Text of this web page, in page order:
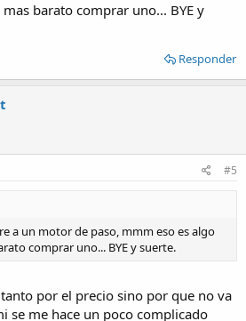
barato comprar uno... BYE y
Responder
#5
a un motor de paso, mmm eso es algo
comprar uno... BYE y suerte.
por el precio sino por que no va
se me hace un poco complicado